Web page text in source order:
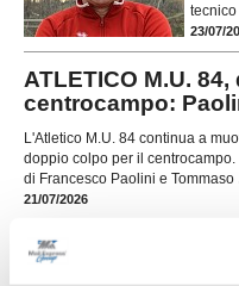
23/07/
ATLETICO M.U.
centrocampo:
L'Atletico M.U. 84 continua a
doppio colpo per il
di Francesco Paolini e Tommaso
21/07/2026
PINTURETTA.
prime novità di